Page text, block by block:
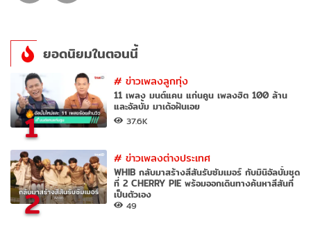
ยอดนิยมในตอนนี้
1
#ข่าวเพลงลูกทุ่ง
11 เพลง มนต์แคน แก่นคูน เพลงฮิต 100 ล้าน
และอัลบั้ม มาเด้อฝันเอย
37.6K
2
#ข่าวเพลงต่างประเทศ
WHIB กลับมาสร้างสีสันรับซัมเมอร์ กับมินิอัลบั้มชุด
ที่ 2 CHERRY PIE พร้อมออกเดินทางค้นหาสีสันที่
เป็นตัวเอง
49